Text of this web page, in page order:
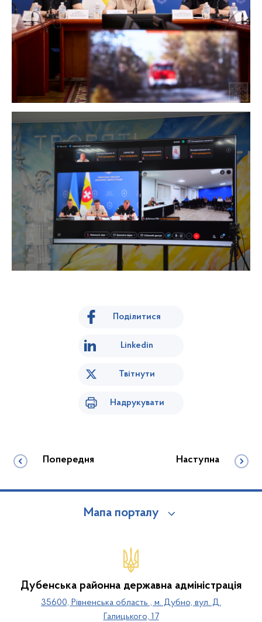
Поділитися
Linkedin
Твітнути
Надрукувати
Попередня Наступна
Мапа порталу
Дубенська районна державна адміністрація
35600, Рівненська область , м. Дубно, вул. Д.
Галицького, 17